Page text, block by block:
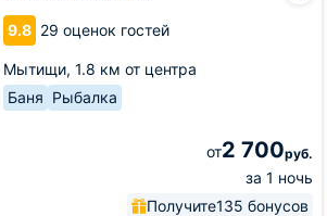
9.8 29 оценок гостей
Мытищи, 1.8 км от центра
Баня Рыбалка
от2 700руб.
за 1 ночь
Получите135 бонусов